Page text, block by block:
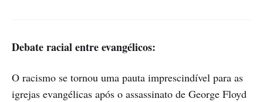
Debate racial entre evangélicos:
O racismo se tornou uma pauta imprescindível para as
igrejas evangélicas após o assassinato de George Floyd